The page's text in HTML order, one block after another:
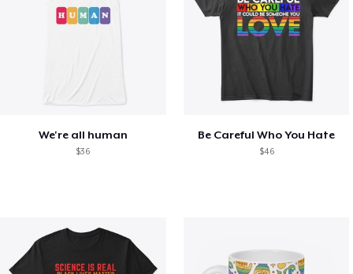
We're all human
$36
Be Careful Who You Hate
$46